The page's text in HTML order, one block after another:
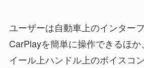
ユーザーは自動車上のインター
CarPlayを簡単に操作できるほ
イール上ハンドル上のボイスコ